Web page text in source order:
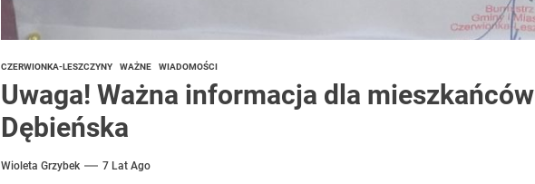
CZERWIONKA-LESZCZYNY WAŻNE WIADOMOŚCI
Uwaga! Ważna informacja dla mieszkańców
Dębieńska
Wioleta Grzybek 7 Lat Ago